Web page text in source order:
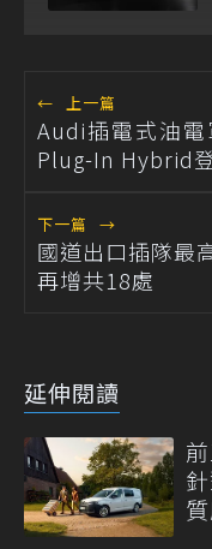
← 上一篇
Audi插電式油
Plug-In Hybrid
下一篇 →
國道出口插隊最
再增共18處
延伸閱讀